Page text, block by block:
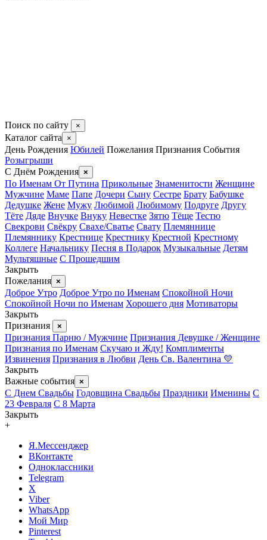
Поиск по сайту ×
Каталог сайта ×
День Рождения Юбилей Пожелания Признания События
Розыгрыши
С Днём Рождения ×
По Именам От Путина Прикольные Знаменитости Женщине
Мужчине Маме Папе Дочери Сыну Сестре Брату Бабушке
Дедушке Жене Мужу Любимой Любимому Подруге Другу
Тёте Дяде Внучке Внуку Невестке Зятю Тёще Тестю
Свекрови Свёкру Свахе/Сватье Свату Племяннице
Племяннику Крестнице Крестнику Крестной Крестному
Коллеге Начальнику Песня в Подарок Музыкальные Детям
Мультяшные С Прошедшим
Закрыть
Пожелания ×
Доброе Утро Доброе Утро по Именам Спокойной Ночи
Спокойной Ночи по Именам Хорошего дня Мотиваторы
Закрыть
Признания
×
Признания Парню / Мужчине Признания Девушке / Женщине
Признания по Именам Скучаю и Жду! Комплименты
Извинения Признания в Любви День Св. Валентина 💛
Закрыть
Важные события ×
С Днем Свадьбы Годовщина Свадьбы Праздники Именины С
23 Февраля С 8 Марта
Закрыть
+
Я.Мессенджер
ВКонтакте
Одноклассники
Telegram
X
Viber
WhatsApp
Мой Мир
Pinterest